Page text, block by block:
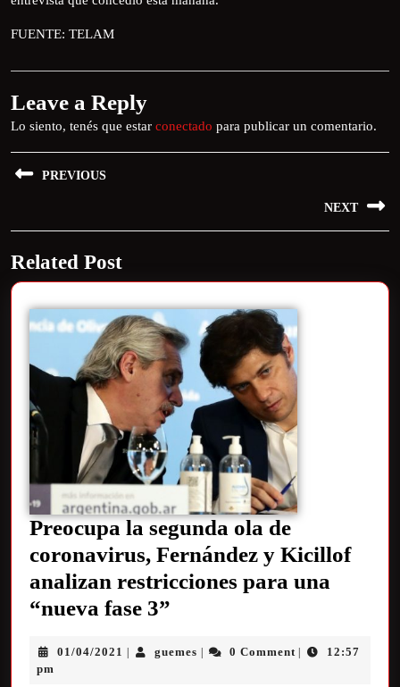
FUENTE: TELAM
Leave a Reply
Lo siento, tenés que estar conectado para publicar un comentario.
PREVIOUS
NEXT
Related Post
Preocupa la segunda ola de
coronavirus, Fernández y Kicillof
analizan restricciones para una
“nueva fase 3”
01/04/2021 | guemes | 0 Comment |
12:57
pm